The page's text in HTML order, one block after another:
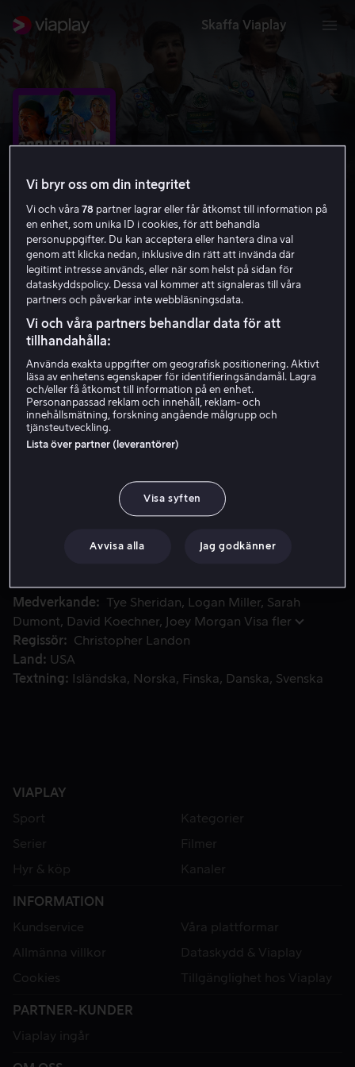
Skaffa Viaplay
Scouts Guide to the Zombie
Apocalypse
Skräck
Hyr 49 kr
Köp 109 kr
När deras fridfulla stad drabbas av en zombieinvasion,
När deras fridfulla stad drabbas av en zombieinvasion,
förenar sig tre scouter med en hårdför cocktailservitris.
De kämpar för sitt livs utmärkelse och använder sina
Medverkande
Tye Sheridan Logan Miller Sarah
Dumont
David Koechner Joey Morgan Visa fler
Regissör
Christopher Landon
Land
USA
Textning
Isländska Norska Finska Danska Svenska
VIAPLAY
Sport
Kategorier
Serier
Filmer
Hyr & köp
Kanaler
INFORMATION
Kundservice
Våra plattformar
Allmänna villkor
Dataskydd & Viaplay
Cookies
Tillgänglighet hos Viaplay
PARTNER-KUNDER
Viaplay ingår
Vi bryr oss om din integritet
Vi och våra78 partner lagrar eller får åtkomst till information på
en enhet, som unika ID i cookies, för att behandla
personuppgifter. Du kan acceptera eller hantera dina val
genom att klicka nedan, inklusive din rätt att invända där
legitimt intresse används, eller när som helst på sidan för
dataskyddspolicy. Dessa val kommer att signaleras till våra
partners och påverkar inte webbläsningsdata.
Vi och våra partners behandlar data för att
tillhandahålla:
Använda exakta uppgifter om geografisk positionering. Aktivt
läsa av enhetens egenskaper för identifieringsändamål. Lagra
och/eller få åtkomst till information på en enhet.
Personanpassad reklam och innehåll, reklam- och
innehållsmätning, forskning angående målgrupp och
tjänsteutveckling.
Lista över partner (leverantörer)
Visa syften
Avvisa alla Jag godkänner